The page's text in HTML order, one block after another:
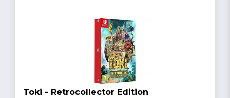
Toki - Retrocollector Edition